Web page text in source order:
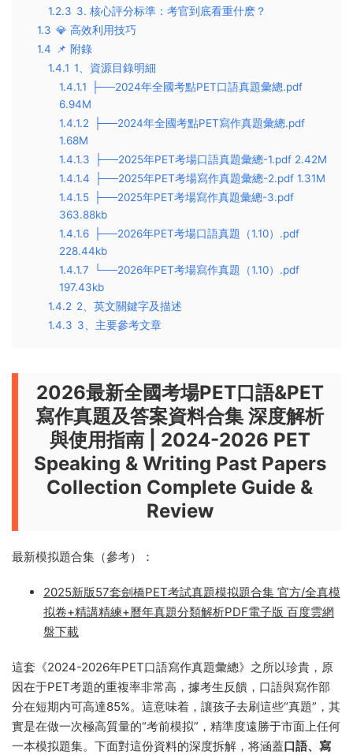
1.2.3 3. 核心評分标準：考官到底看重什麽？
1.3 💎 高效利用技巧
1.4 📌 附錄
1.4.1 1、資源目錄明細
1.4.1.1
├──2024年全國考點PET口語真題彙總.pdf
6.94M
1.4.1.2
├──2024年全國考點PET寫作真題彙總.pdf
1.68M
1.4.1.3
├──2025年PET考場口語真題彙總-1.pdf 2.42M
1.4.1.4
├──2025年PET考場寫作真題彙總-2.pdf 1.31M
1.4.1.5
├──2025年PET考場寫作真題彙總-3.pdf
363.88kb
1.4.1.6
├──2026年PET考場口語真題（1.10）.pdf
228.44kb
1.4.1.7
└──2026年PET考場寫作真題（1.10）.pdf
197.43kb
1.4.2 2、英文關鍵字及描述
1.4.3 3、主要參考文章
2026最新全國考場PET口語&PET
寫作真題及答案資料合集 深度解析
與使用指南 | 2024-2026 PET
Speaking & Writing Past Papers
Collection Complete Guide &
Review
最新模拟題合集（參考）：
2025新版57套劍橋PET考試真題模拟題合集 官方/全真模
拟卷+精講精練+曆年真題分類解析PDF電子版 百度雲網
盤下載
這套《2024-2026年PET口語寫作真題彙總》之所以珍貴，原
因在于PET考題的重複率非常高，據考生反饋，口語與寫作部
分在短期内可高達85%。這意味着，讓孩子去刷這些“真題”，其
實是在做一次極高質量的“考前模拟”，精準度遠勝于市面上任何
一本模拟題集。下面對這份資料的深度拆解，将涵蓋口語、寫